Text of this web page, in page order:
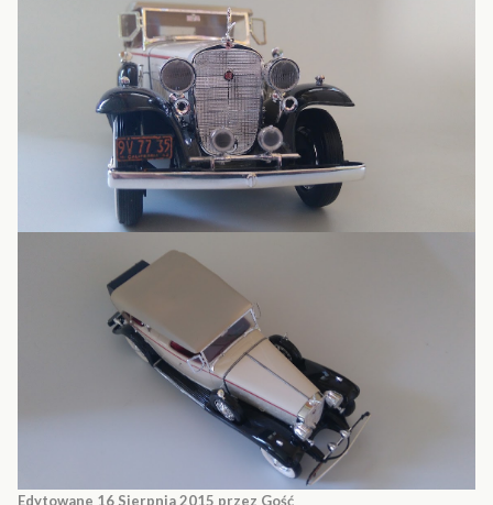
Edytowane 16 Sierpnia 2015 przez Gość